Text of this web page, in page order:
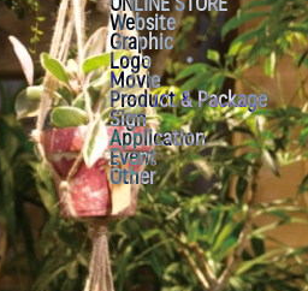
Website
Graphic
Logo
Movie
Product & Package
Sign
Application
Event
Other